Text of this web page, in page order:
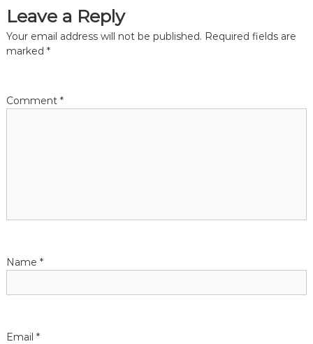
n
a
i
o
n
Leave a Reply
Your email address will not be published. Required fields are
marked *
Comment *
Name *
Email *